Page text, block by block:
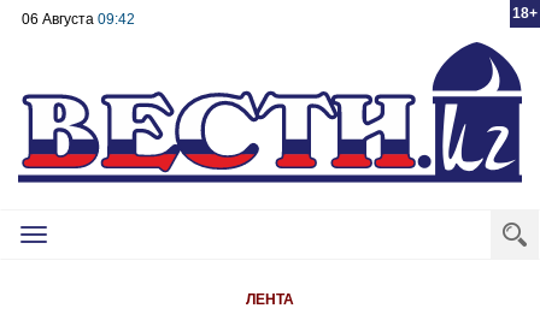
18+
06 Августа 09:42
Toggle
ЛЕНТА